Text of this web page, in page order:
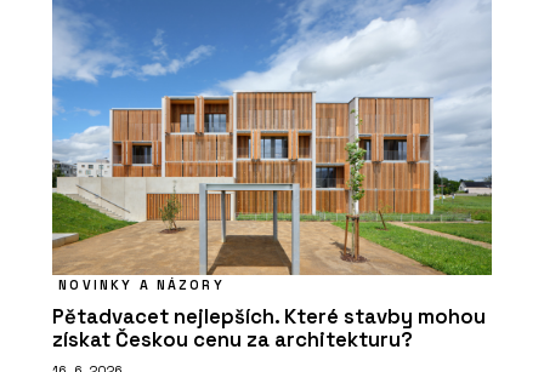
NOVINKY A NÁZORY
Pětadvacet nejlepších. Které stavby mohou
získat Českou cenu za architekturu?